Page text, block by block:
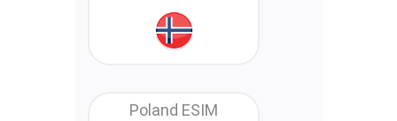
Poland ESIM